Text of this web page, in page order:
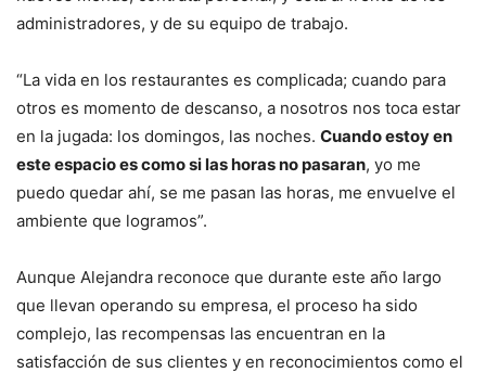
administradores, y de su equipo de trabajo.
“La vida en los restaurantes es complicada; cuando para
otros es momento de descanso, a nosotros nos toca estar
en la jugada: los domingos, las noches. Cuando estoy en
este espacio es como si las horas no pasaran, yo me
puedo quedar ahí, se me pasan las horas, me envuelve el
ambiente que logramos”.
Aunque Alejandra reconoce que durante este año largo
que llevan operando su empresa, el proceso ha sido
complejo, las recompensas las encuentran en la
satisfacción de sus clientes y en reconocimientos como el